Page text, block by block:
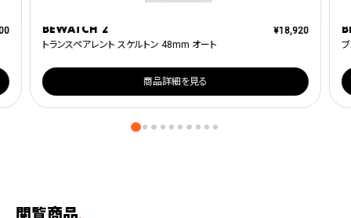
BEWATCH 2
トランスペアレント スケルトン 48mm オート
¥18,920
商品詳細を見る
閲覧商品.